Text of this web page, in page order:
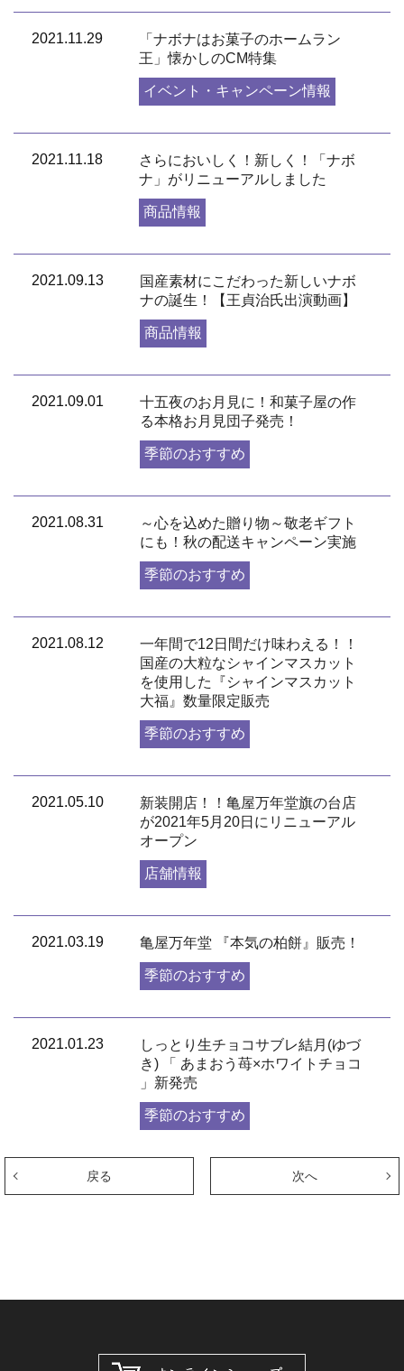
2021.11.29
「ナボナはお菓子のホームラン
王」懐かしのCM特集
イベント・キャンペーン情報
2021.11.18
さらにおいしく！新しく！「ナボ
ナ」がリニューアルしました
商品情報
2021.09.13
国産素材にこだわった新しいナボ
ナの誕生！【王貞治氏出演動画】
商品情報
2021.09.01
十五夜のお月見に！和菓子屋の作
る本格お月見団子発売！
季節のおすすめ
2021.08.31
～心を込めた贈り物～敬老ギフト
にも！秋の配送キャンペーン実施
季節のおすすめ
2021.08.12
一年間で12日間だけ味わえる！！
国産の大粒なシャインマスカット
を使用した『シャインマスカット
大福』数量限定販売
季節のおすすめ
2021.05.10
新装開店！！亀屋万年堂旗の台店
が2021年5月20日にリニューアル
オープン
店舗情報
2021.03.19 亀屋万年堂 『本気の柏餅』販売！
季節のおすすめ
2021.01.23
しっとり生チョコサブレ結月(ゆづ
き) 「 あまおう苺×ホワイトチョコ
」新発売
季節のおすすめ
戻る 次へ